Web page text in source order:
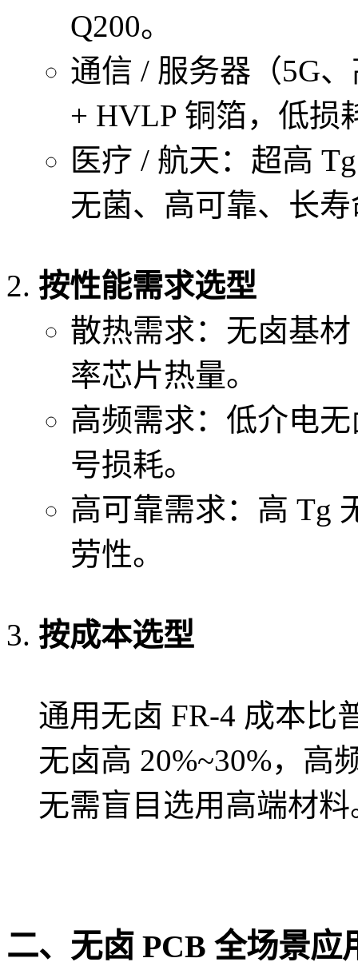
Q200。
通信 / 服务器（5G
+ HVLP 铜箔，低损
医疗 / 航天：超高
无菌、高可靠、长
按性能需求选型
散热需求：无卤基
率芯片热量。
高频需求：低介电
号损耗。
高可靠需求：高 Tg
劳性。
按成本选型
通用无卤 FR-4 成本比
无卤高 20%~30%，高
无需盲目选用高端材料
二、无卤 PCB 全场景应